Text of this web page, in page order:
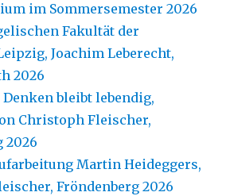
im Sommersemester 2026
Fakultät der
Joachim Leberecht,
2026
bleibt lebendig,
Christoph Fleischer,
2026
Martin Heideggers,
Fröndenberg 2026